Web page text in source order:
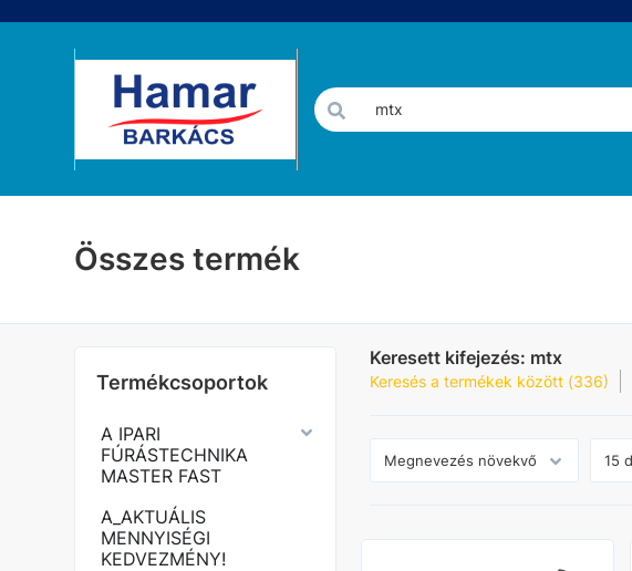
Összes termék
Termékcsoportok
A IPARI
FÚRÁSTECHNIKA
MASTER FAST
A_AKTUÁLIS
MENNYISÉGI
KEDVEZMÉNY!
Keresett kifejezés: mtx
Keresés a termékek között (336)